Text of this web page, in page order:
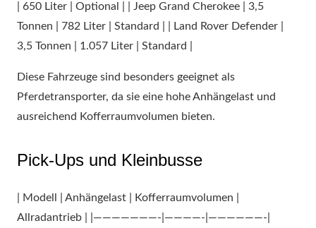
| 650 Liter | Optional | | Jeep Grand Cherokee | 3,5
Tonnen | 782 Liter | Standard | | Land Rover Defender |
3,5 Tonnen | 1.057 Liter | Standard |
Diese Fahrzeuge sind besonders geeignet als
Pferdetransporter, da sie eine hohe Anhängelast und
ausreichend Kofferraumvolumen bieten.
Pick-Ups und Kleinbusse
| Modell | Anhängelast | Kofferraumvolumen |
Allradantrieb | |———————-|————-|——————-|